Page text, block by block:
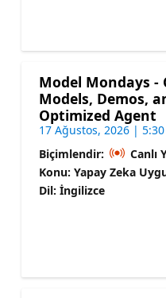
Model Mondays -
Models, Demos,
Optimized Agent
17 Ağustos, 2026 | 5:30
Biçimlendir:
Canlı
Konu: Yapay Zeka
Dil: İngilizce